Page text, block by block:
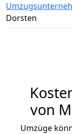
Dorsten
von
Umzüge